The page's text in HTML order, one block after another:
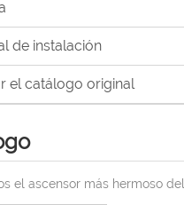
de instalación
el catálogo original
el ascensor más hermoso